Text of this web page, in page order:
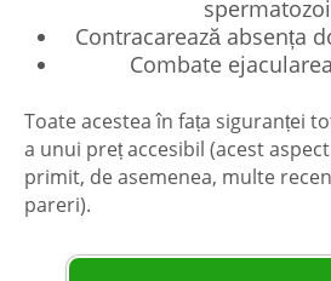
Contracarează absența
Combate
Toate acestea în fața siguranței
a unui preț accesibil (acest
primit, de asemenea, multe
pareri).